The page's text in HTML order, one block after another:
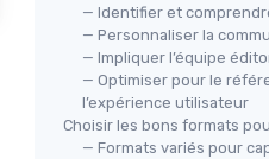
— Identifier et
— Personnaliser la
— Impliquer l’équipe
— Optimiser pour le
l’expérience utilisateur
Choisir les bons formats
— Formats variés pour